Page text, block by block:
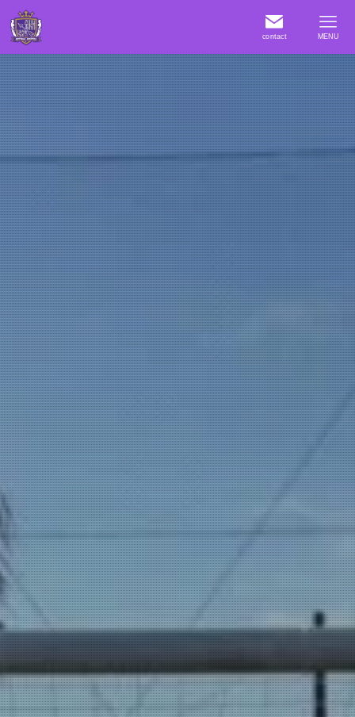
contact MENU